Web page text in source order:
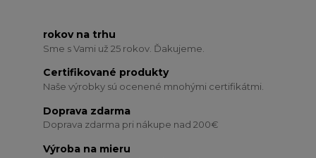
rokov na trhu
Sme s Vami už 25 rokov. Ďakujeme.
Certifikované produkty
Naše výrobky sú ocenené mnohými certifikátmi.
Doprava zdarma
Doprava zdarma pri nákupe nad 200€
Výroba na mieru